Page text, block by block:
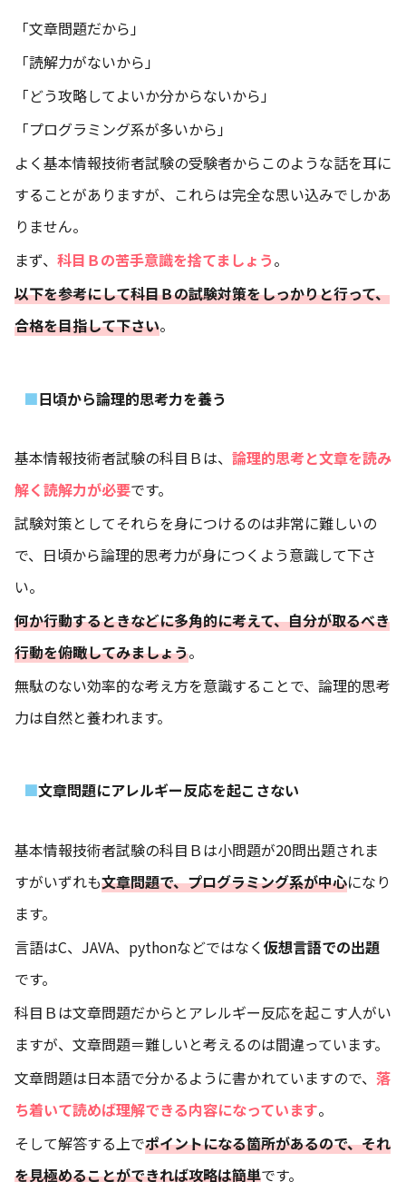
「文章問題だから」
「読解力がないから」
「どう攻略してよいか分からないから」
「プログラミング系が多いから」
よく基本情報技術者試験の受験者からこのような話を耳に
することがありますが、これらは完全な思い込みでしかあ
りません。
まず、 科目Ｂの苦手意識を捨てましょう。
以下を参考にして科目Ｂの試験対策をしっかりと行って、
合格を目指して下さい。
日頃から論理的思考力を養う
基本情報技術者試験の科目Ｂは、 論理的思考と文章を読み
解く読解力が必要です。
試験対策としてそれらを身につけるのは非常に難しいの
で、日頃から論理的思考力が身につくよう意識して下さ
い。
何か行動するときなどに多角的に考えて、自分が取るべき
行動を俯瞰してみましょう。
無駄のない効率的な考え方を意識することで、論理的思考
力は自然と養われます。
文章問題にアレルギー反応を起こさない
基本情報技術者試験の科目Ｂは小問題が20問出題されま
すがいずれも文章問題で、プログラミング系が中心になり
ます。
言語はC、JAVA、pythonなどではなく 仮想言語での出題
です。
科目Ｂは文章問題だからとアレルギー反応を起こす人がい
ますが、文章問題＝難しいと考えるのは間違っています。
文章問題は日本語で分かるように書かれていますので、 落
ち着いて読めば理解できる内容になっています。
そして解答する上でポイントになる箇所があるので、それ
を見極めることができれば攻略は簡単です。